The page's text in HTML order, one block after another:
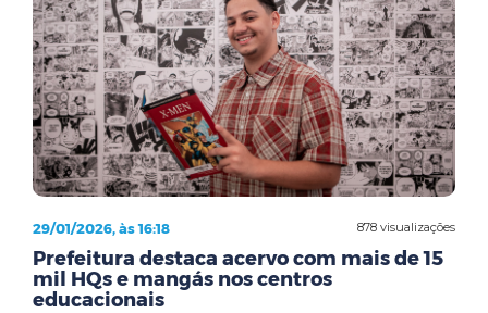
878 visualizações
29/01/2026, às 16:18
Prefeitura destaca acervo com mais de 15
mil HQs e mangás nos centros
educacionais